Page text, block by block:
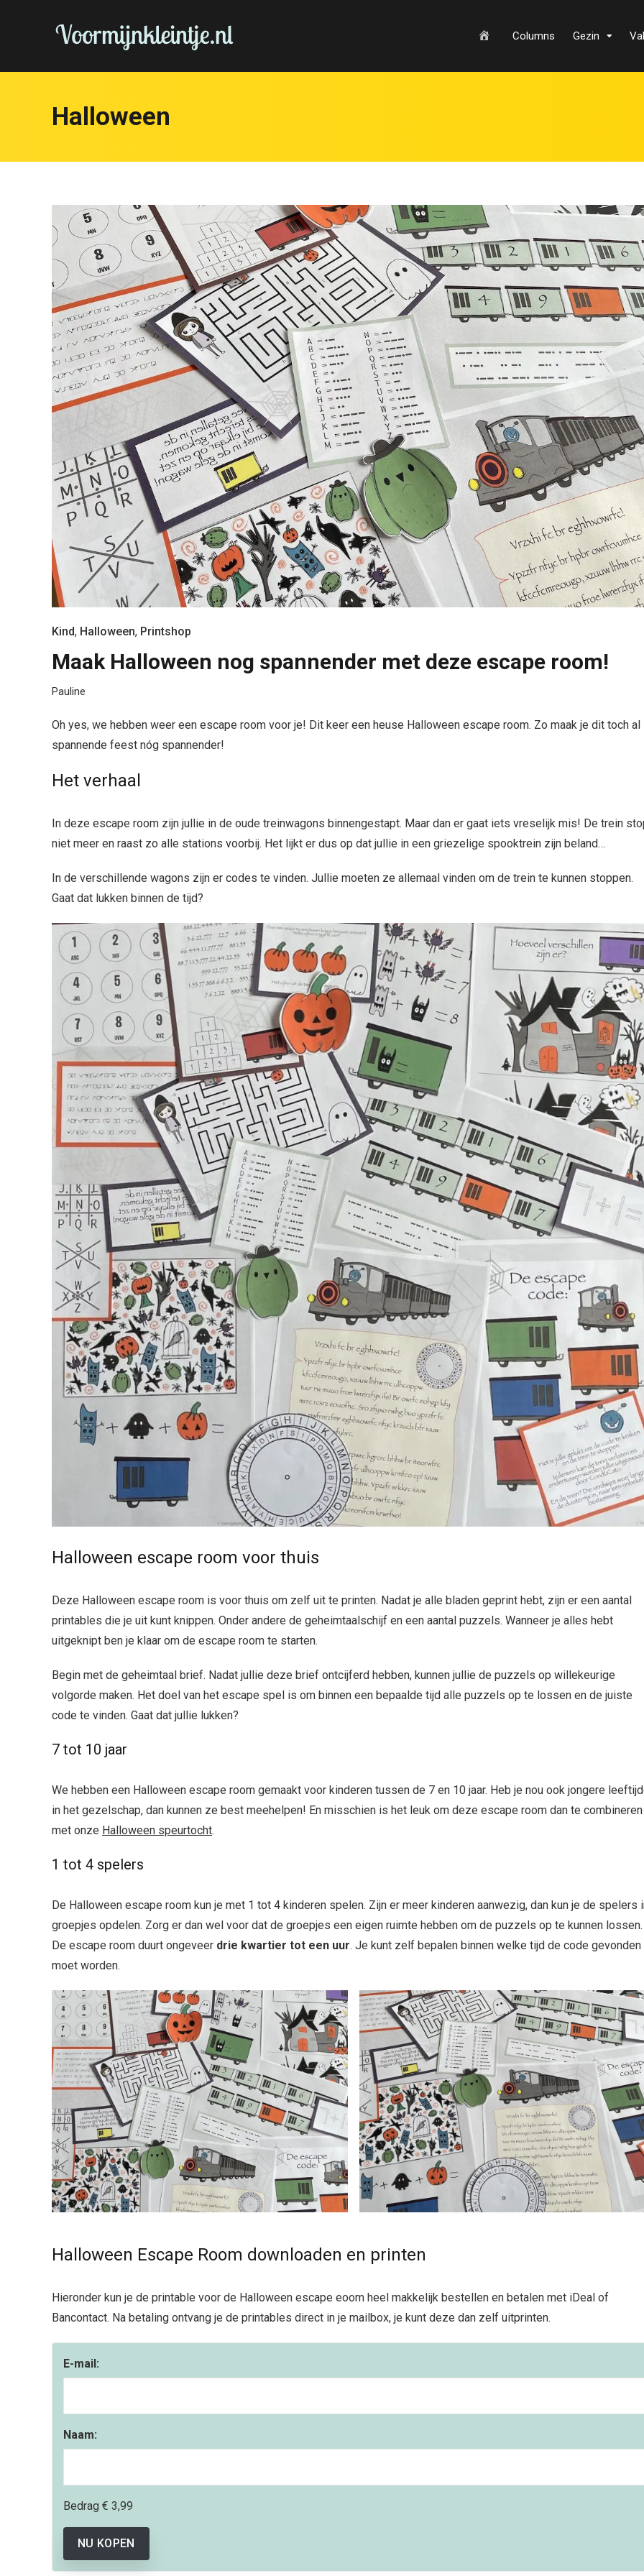
e
Columns Gezin
Halloween
Kind, Halloween, Printshop
Maak Halloween nog spannender met deze escape room!
Pauline
Oh yes, we hebben weer een escape room voor je! Dit keer een heuse Halloween escape room. Zo maak je dit toch al
spannende feest nóg spannender!
Het verhaal
In deze escape room zijn jullie in de oude treinwagons binnengestapt. Maar dan er gaat iets vreselijk mis! De trein
niet meer en raast zo alle stations voorbij. Het lijkt er dus op dat jullie in een griezelige spooktrein zijn beland…
In de verschillende wagons zijn er codes te vinden. Jullie moeten ze allemaal vinden om de trein te kunnen stoppen.
Gaat dat lukken binnen de tijd?
Halloween escape room voor thuis
Deze Halloween escape room is voor thuis om zelf uit te printen. Nadat je alle bladen geprint hebt, zijn er een aantal
printables die je uit kunt knippen. Onder andere de geheimtaalschijf en een aantal puzzels. Wanneer je alles hebt
uitgeknipt ben je klaar om de escape room te starten.
Begin met de geheimtaal brief. Nadat jullie deze brief ontcijferd hebben, kunnen jullie de puzzels op willekeurige
volgorde maken. Het doel van het escape spel is om binnen een bepaalde tijd alle puzzels op te lossen en de juiste
code te vinden. Gaat dat jullie lukken?
7 tot 10 jaar
We hebben een Halloween escape room gemaakt voor kinderen tussen de 7 en 10 jaar. Heb je nou ook jongere
in het gezelschap, dan kunnen ze best meehelpen! En misschien is het leuk om deze escape room dan te combineren
met onze Halloween speurtocht.
1 tot 4 spelers
De Halloween escape room kun je met 1 tot 4 kinderen spelen. Zijn er meer kinderen aanwezig, dan kun je de spelers
groepjes opdelen. Zorg er dan wel voor dat de groepjes een eigen ruimte hebben om de puzzels op te kunnen lossen.
De escape room duurt ongeveer drie kwartier tot een uur. Je kunt zelf bepalen binnen welke tijd de code gevonden
moet worden.
Halloween Escape Room downloaden en printen
Hieronder kun je de printable voor de Halloween escape eoom heel makkelijk bestellen en betalen met iDeal of
Bancontact. Na betaling ontvang je de printables direct in je mailbox, je kunt deze dan zelf uitprinten.
E-mail:
Naam:
Bedrag € 3,99
NU KOPEN